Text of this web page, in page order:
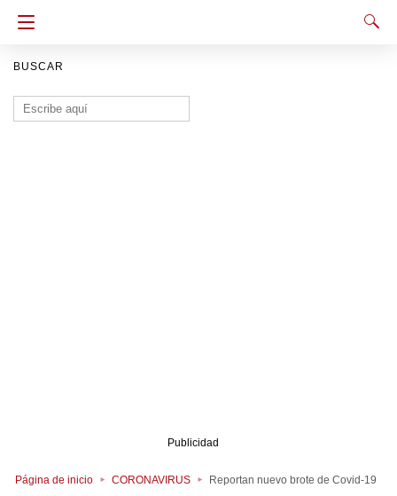
BUSCAR
Buscar:
Publicidad
Página de inicio CORONAVIRUS Reportan nuevo brote de Covid-19